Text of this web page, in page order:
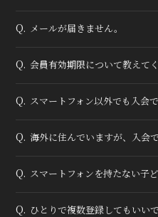
Q. メールが届きません。
Q. 会員有効期限について教えてく
Q. スマートフォン以外でも入会
Q. 海外に住んでいますが、入会
Q. スマートフォンを持たない子
Q. ひとりで複数登録してもいい